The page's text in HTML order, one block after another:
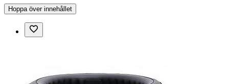
Hoppa över innehållet